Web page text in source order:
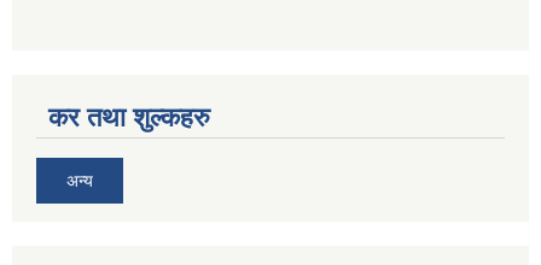
कर तथा शुल्कहरु
अन्य